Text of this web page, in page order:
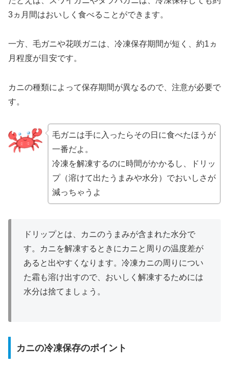
3ヵ月間はおいしく食べることができます。
一方、毛ガニや花咲ガニは、冷凍保存期間が短く、約1ヵ
月程度が目安です。
カニの種類によって保存期間が異なるので、注意が必要で
す。
毛ガニは手に入ったらその日に食べたほうが
一番だよ。
冷凍を解凍するのに時間がかかるし、ドリッ
プ（溶けて出たうまみや水分）でおいしさが
減っちゃうよ
ドリップとは、カニのうまみが含まれた水分で
す。カニを解凍するときにカニと周りの温度差が
あると出やすくなります。冷凍カニの周りについ
た霜も溶け出すので、おいしく解凍するためには
水分は捨てましょう。
カニの冷凍保存のポイント